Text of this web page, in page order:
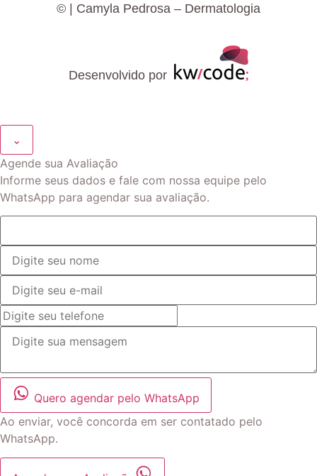
© | Camyla Pedrosa – Dermatologia
Desenvolvido por
⌄
Agende sua Avaliação
Informe seus dados e fale com nossa equipe pelo
WhatsApp para agendar sua avaliação.
Quero agendar pelo WhatsApp
Ao enviar, você concorda em ser contatado pelo
WhatsApp.